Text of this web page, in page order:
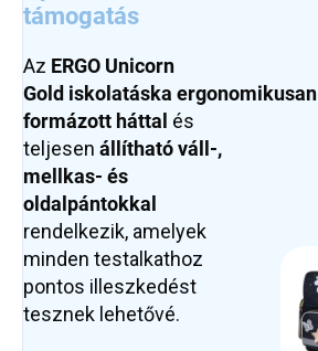
támogatás
Az ERGO Unicorn
Gold iskolatáska ergonomikusan
formázott háttal és
teljesen állítható váll-,
mellkas- és
oldalpántokkal
rendelkezik, amelyek
minden testalkathoz
pontos illeszkedést
tesznek lehetővé.